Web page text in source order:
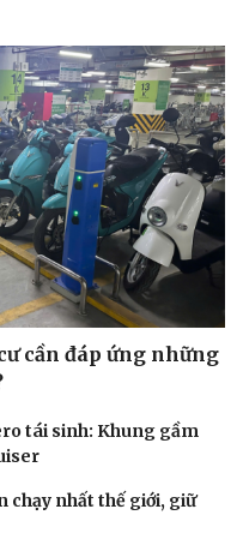
cần đáp ứng những
tái sinh: Khung gầm
chạy nhất thế giới, giữ